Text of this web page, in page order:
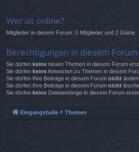
Wer ist online?
Mitglieder in diesem Forum: 0 Mitglieder und 2 Gäste
Berechtigungen in diesem Forum
Sie dürfen keine neuen Themen in diesem Forum
Sie dürfen keineAntworten zu Themen in diesem
Sie dürfen Ihre Beiträge in diesem Forum nicht
Sie dürfen Ihre Beiträge in diesem Forum nicht
Sie dürfen keine Dateianhänge in diesem Forum
Eingangshalle Themen